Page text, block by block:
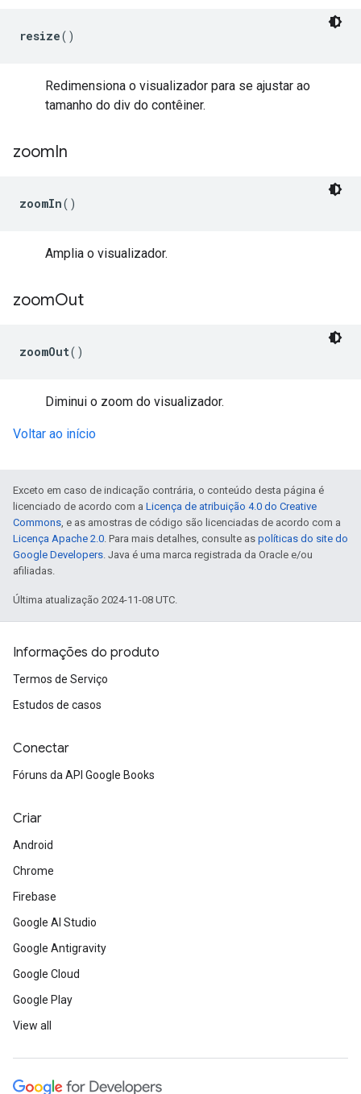
resize()
Redimensiona o visualizador para se ajustar ao
tamanho do div do contêiner.
zoomIn
zoomIn()
Amplia o visualizador.
zoomOut
zoomOut()
Diminui o zoom do visualizador.
Voltar ao início
Exceto em caso de indicação contrária, o conteúdo desta página é
licenciado de acordo com a Licença de atribuição 4.0 do Creative
Commons, e as amostras de código são licenciadas de acordo com a
Licença Apache 2.0. Para mais detalhes, consulte as políticas do site do
Google Developers. Java é uma marca registrada da Oracle e/ou
afiliadas.
Última atualização 2024-11-08 UTC.
Informações do produto
Termos de Serviço
Estudos de casos
Conectar
Fóruns da API Google Books
Criar
Android
Chrome
Firebase
Google AI Studio
Google Antigravity
Google Cloud
Google Play
View all